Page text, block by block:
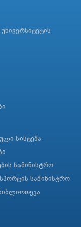
სისტემა
სამინისტრო
სამინისტრო